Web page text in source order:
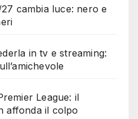
cambia luce: nero e
in tv e streaming:
League: il
affonda il colpo